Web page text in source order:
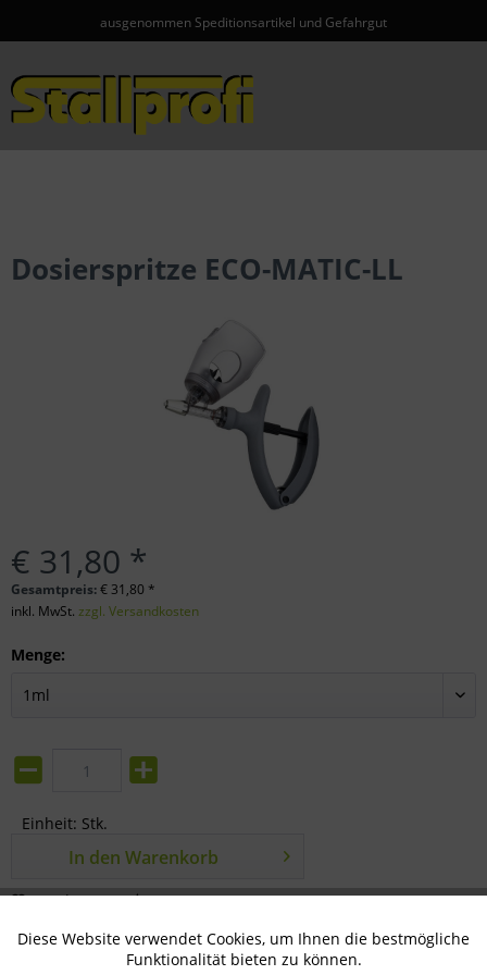
ausgenommen Speditionsartikel und Gefahrgut
Dosierspritze ECO-MATIC-LL
€ 31,80 *
Gesamtpreis:€ 31,80 *
inkl. MwSt. zzgl. Versandkosten
Menge:
Einheit: Stk.
In den Warenkorb
Merken Bewerten
Artikel-Nr.: 71-01-1715
Technisch notwendig Aktiv
Diese Website verwendet Cookies, um Ihnen die bestmögliche
Funktionalität bieten zu können.